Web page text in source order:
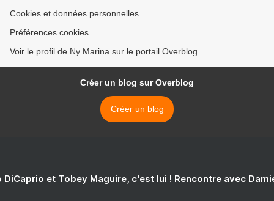
Cookies et données personnelles
Préférences cookies
Voir le profil de Ny Marina sur le portail Overblog
Créer un blog sur Overblog
Créer un blog
DiCaprio et Tobey Maguire, c'est lui ! Rencontre avec